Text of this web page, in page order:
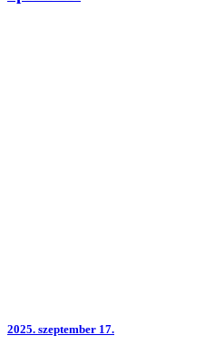
2025. szeptember 17.